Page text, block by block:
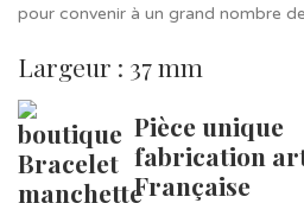
pour convenir à un grand nombre
Largeur : 37 mm
Pièce unique
fabrication
Française